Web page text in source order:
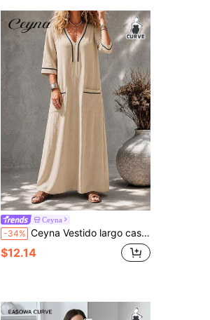
Ceyna
-34% Ceyna Vestido largo casual holgado de talla grande para mujer, tela texturizada, cuello en V, bolsillos, color block vintage a rayas, manga 3/4, para vacaciones y otoño
$12.14